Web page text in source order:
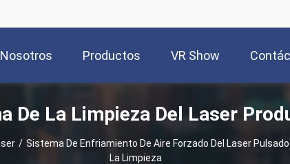
Productos VR Show
De La Limpieza Del Laser
/ Sistema De Enfriamiento De Aire Forzado Del Laser
La Limpieza